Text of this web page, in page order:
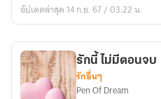
อัปเดตล่าสุด 14 ก.ย. 67 / 03:22 น.
รักนี้ ไม่มีตอนจบ
รักอื่นๆ
Pen Of Dream